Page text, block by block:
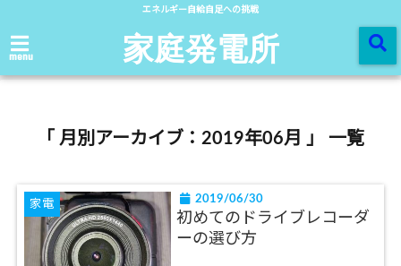
エネルギー自給自足への挑戦
menu 家庭発電所
「 月別アーカイブ：2019年06月 」 一覧
家電 2019/06/30
初めてのドライブレコーダ
ーの選び方